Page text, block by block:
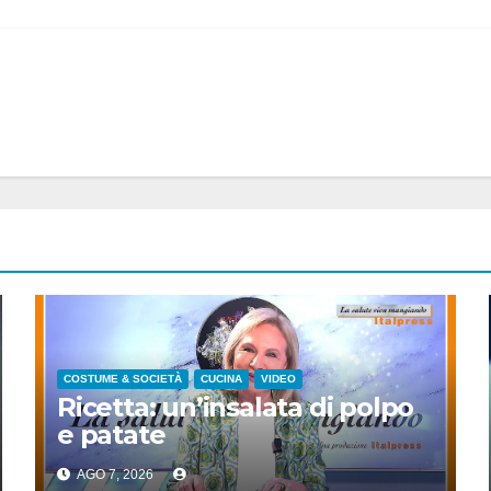
COSTUME & SOCIETÀ CUCINA VIDEO
Ricetta: un’insalata di polpo
e patate
AGO 7, 2026